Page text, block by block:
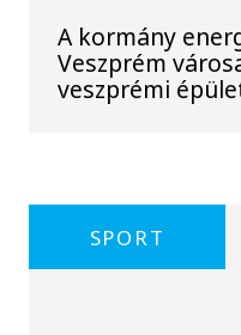
A kormány
Veszprém
veszprémi
SPORT